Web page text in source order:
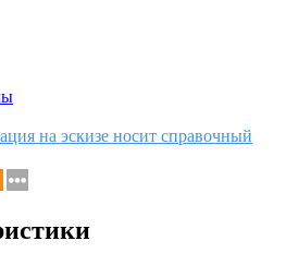
на эскизе носит справочный